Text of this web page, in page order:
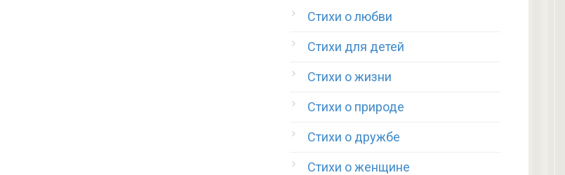
Стихи о любви
Стихи для детей
Стихи о жизни
Стихи о природе
Стихи о дружбе
Стихи о женщине